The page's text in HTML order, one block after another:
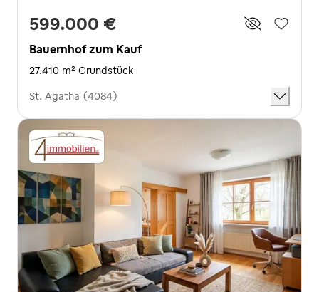
599.000 €
Bauernhof zum Kauf
27.410 m² Grundstück
St. Agatha (4084)